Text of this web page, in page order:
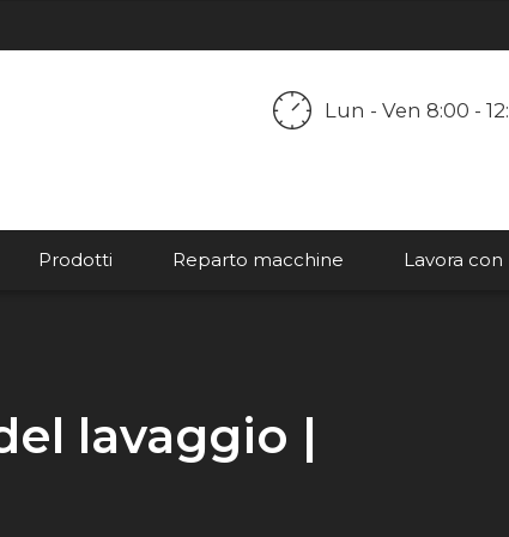
ORARIO
LAVORATIVO:
Lun - Ven 8:00 -
Prodotti Reparto macchine Lavora con
lavaggio |